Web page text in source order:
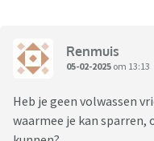
Renmuis
05-02-2025 om 13:13
Heb je geen volwassen
waarmee je kan sparren,